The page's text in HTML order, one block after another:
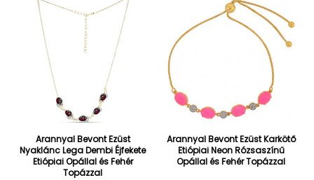
Arannyal Bevont Ezüst
Nyaklánc Lega Dembi Éjfekete
Etiópiai Opállal és Fehér
Topázzal
Arannyal Bevont Ezüst Karkötő
Etiópiai Neon Rózsaszínű
Opállal és Fehér Topázzal